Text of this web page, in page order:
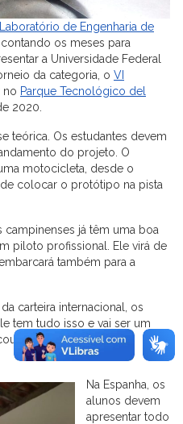
Laboratório de Engenharia de
contando os meses para
a Universidade Federal
da categoria, o VI
no Parque Tecnológico del
2020.
teórica. Os estudantes devem
do projeto. O
motocicleta, desde o
colocar o protótipo na pista
campinenses já têm uma boa
piloto profissional. Ele virá de
também para a
carteira internacional, os
tem tudo isso e vai ser um
o capitão da equipe,
Na Espanha, os
alunos devem
apresentar todo